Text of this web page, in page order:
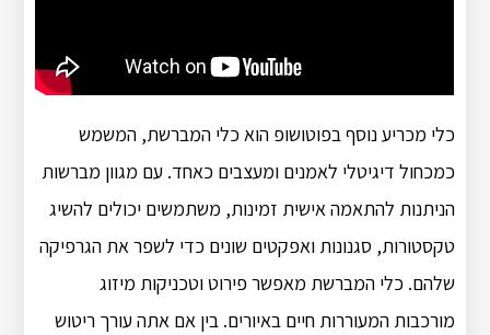
כלי מכריע נוסף בפוטושופ הוא כלי המברשת, המשמש
כמכחול דיגיטלי לאמנים ומעצבים כאחד. עם מגוון מברשות
הניתנות להתאמה אישית זמינות, משתמשים יכולים להשיג
טקסטורות, סגנונות ואפקטים שונים כדי לשפר את הגרפיקה
שלהם. כלי המברשת מאפשר פירוט וטכניקות מיזוג
מורכבות המעוררות חיים באיורים. בין אם אתה עורך ריטוש